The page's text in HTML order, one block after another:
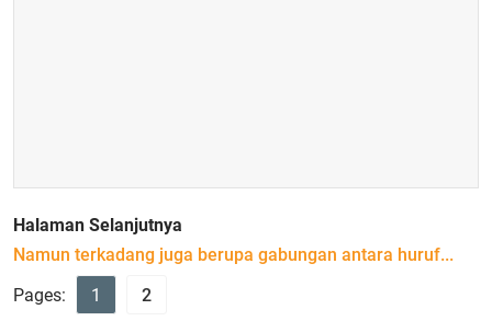
Halaman Selanjutnya
Namun terkadang juga berupa gabungan antara huruf...
Pages:
1 2